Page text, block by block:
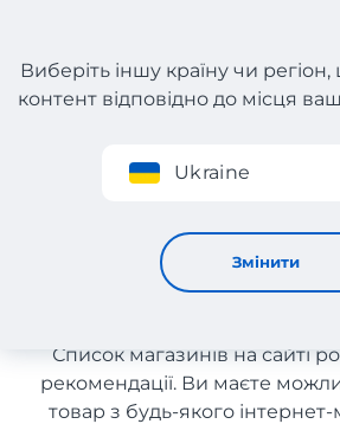
Реєстрація
Виберіть іншу країну чи
контент відповідно до місця
Ukraine
Змінити
Комп'ютери та ноутбуки з
Комп'ютери та
Список магазинів на сайті
рекомендації. Ви маєте
товар з будь-якого